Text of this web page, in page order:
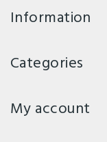
Information
Categories
My account